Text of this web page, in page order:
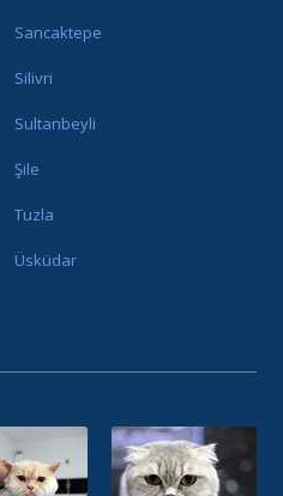
Sancaktepe
Silivri
Sultanbeyli
Şile
Tuzla
Üsküdar